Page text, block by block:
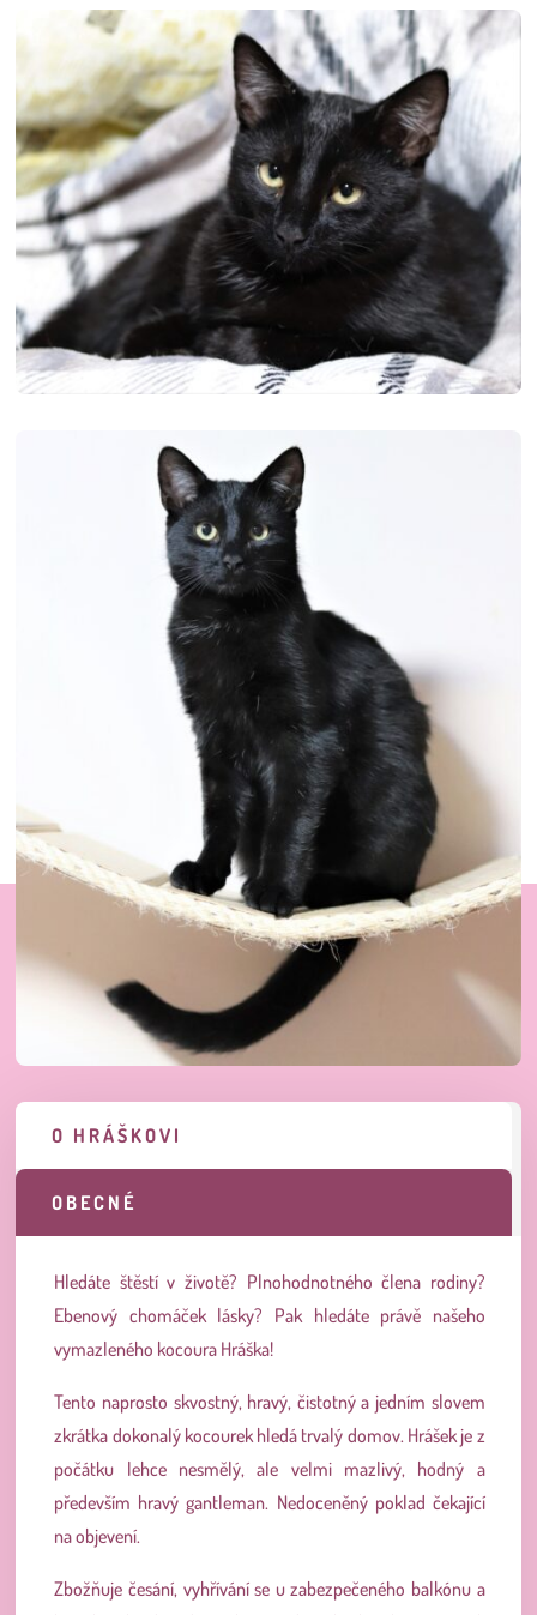
O HRÁŠKOVI
OBECNÉ
Hledáte štěstí v životě? Plnohodnotného člena rodiny?
Ebenový chomáček lásky? Pak hledáte právě našeho
vymazleného kocoura Hráška!
Tento naprosto skvostný, hravý, čistotný a jedním slovem
zkrátka dokonalý kocourek hledá trvalý domov. Hrášek je z
počátku lehce nesmělý, ale velmi mazlivý, hodný a
především hravý gantleman. Nedoceněný poklad čekající
na objevení.
Zbožňuje česání, vyhřívání se u zabezpečeného balkónu a